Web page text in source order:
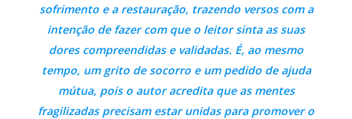
sofrimento e a restauração, trazendo versos com a
intenção de fazer com que o leitor sinta as suas
dores compreendidas e validadas. É, ao mesmo
tempo, um grito de socorro e um pedido de ajuda
mútua, pois o autor acredita que as mentes
fragilizadas precisam estar unidas para promover o